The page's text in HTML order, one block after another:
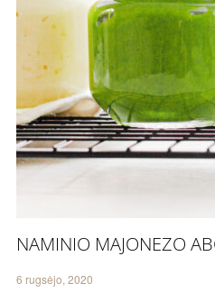
NAMINIO MAJONEZO
6 rugsėjo, 2020